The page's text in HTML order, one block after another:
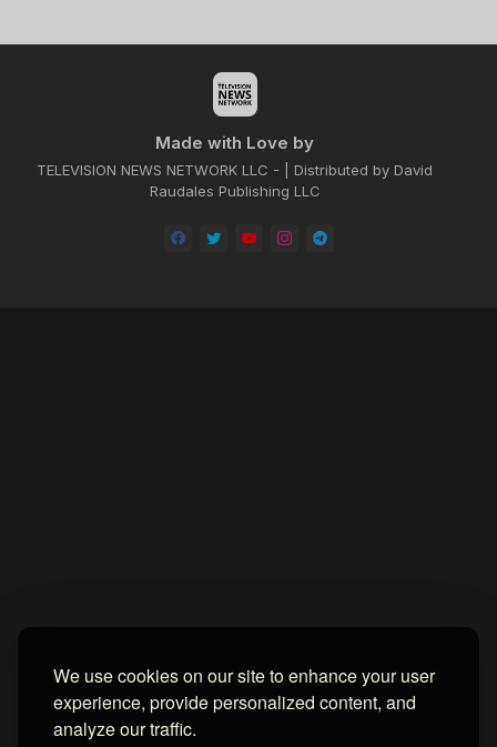
We use cookies on our site to enhance your user
experience, provide personalized content, and
analyze our traffic.
Made with Love by
TELEVISION NEWS NETWORK LLC - | Distributed by David
Raudales Publishing LLC